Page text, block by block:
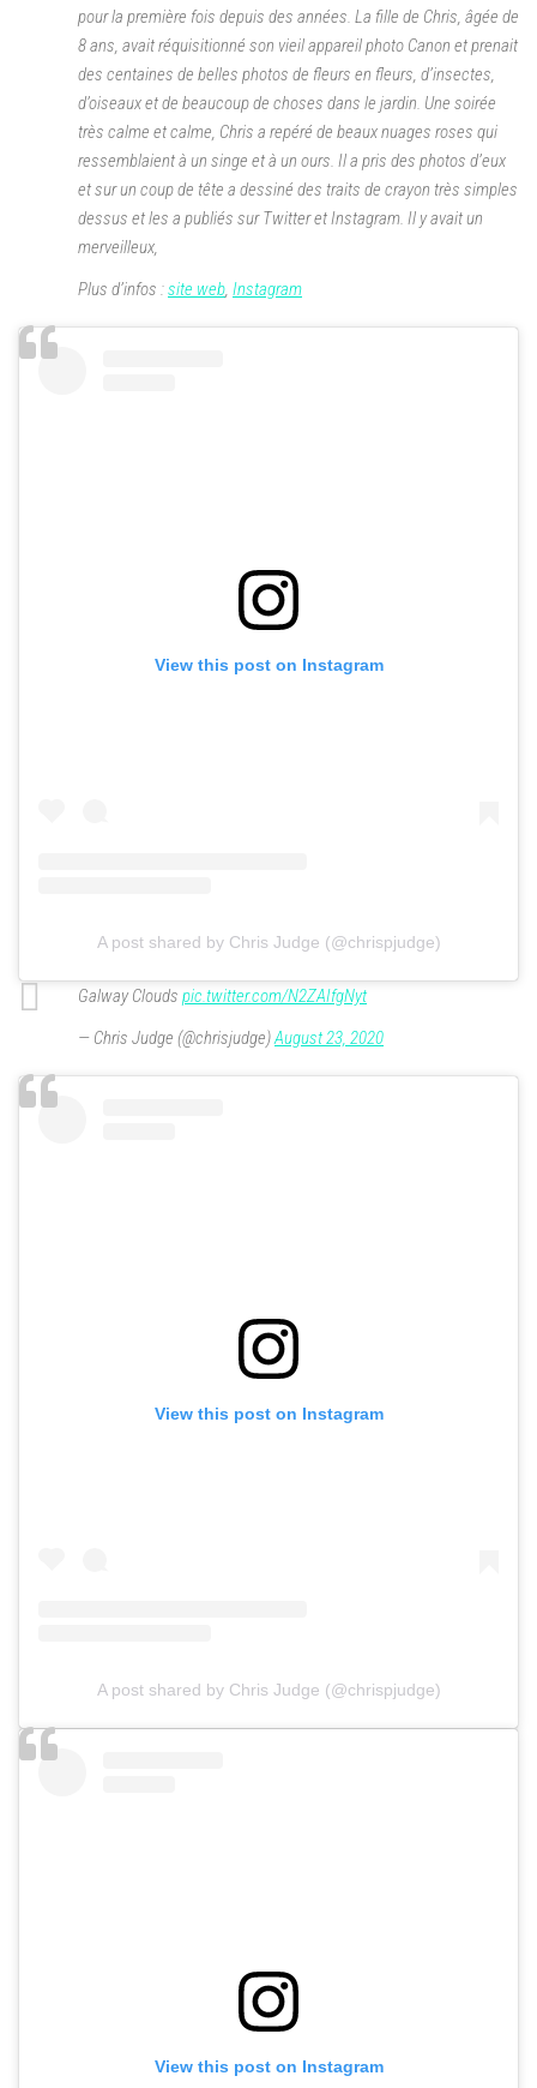
pour la première fois depuis des années. La fille de Chris, âgée de
8 ans, avait réquisitionné son vieil appareil photo Canon et prenait
des centaines de belles photos de fleurs en fleurs, d’insectes,
d’oiseaux et de beaucoup de choses dans le jardin. Une soirée
très calme et calme, Chris a repéré de beaux nuages ​​roses qui
ressemblaient à un singe et à un ours. Il a pris des photos d’eux
et sur un coup de tête a dessiné des traits de crayon très simples
dessus et les a publiés sur Twitter et Instagram. Il y avait un
merveilleux,
Plus d’infos :site web, Instagram
View this post on Instagram
A post shared by Chris Judge (@chrispjudge)
Galway Clouds pic.twitter.com/N2ZAIfgNyt
— Chris Judge (@chrisjudge)August 23, 2020
View this post on Instagram
A post shared by Chris Judge (@chrispjudge)
View this post on Instagram